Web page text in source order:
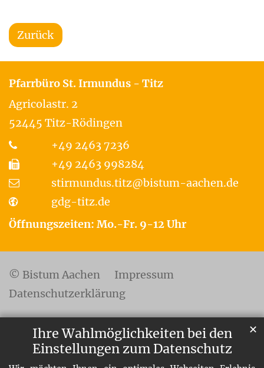
Ihre Wahlmöglichkeiten bei den
Einstellungen zum Datenschutz
✕
Zurück
Pfarrbüro St. Irmundus - Titz
Agricolastr. 2
52445 Titz-Rödingen
+49 2463 7236
+49 2463 998284
stirmundus.titz@bistum-aachen.de
gdg-titz.de
Öffnungszeiten: Mo.-Fr. 9-12 Uhr
© Bistum Aachen
Impressum
Datenschutzerklärung